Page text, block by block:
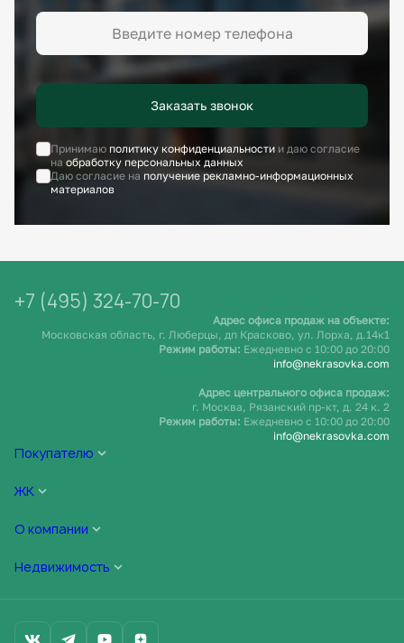
Заказать звонок
Принимаю политику конфиденциальностии даю согласие
на обработку персональных данных
Даю согласие на получение рекламно-информационных
материалов
Покупателю
ЖК
О компании
Недвижимость
+7 (495) 324-70-70
Адрес офиса продаж на объекте:
Московская область, г. Люберцы, дп Красково, ул. Лорха, д.14к1
Режим работы: Ежедневно c 10:00 до 20:00
info@nekrasovka.com
Адрес центрального офиса продаж:
г. Москва, Рязанский пр-кт, д. 24 к. 2
Режим работы: Ежедневно c 10:00 до 20:00
info@nekrasovka.com